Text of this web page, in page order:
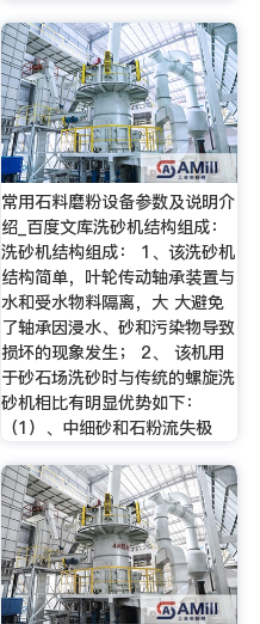
常用石料磨粉设备参数及说明介
绍_百度文库洗砂机结构组成：
洗砂机结构组成： 1、该洗砂机
结构简单，叶轮传动轴承装置与
水和受水物料隔离，大 大避免
了轴承因浸水、砂和污染物导致
损坏的现象发生； 2、 该机用
于砂石场洗砂时与传统的螺旋洗
砂机相比有明显优势如下：
（1）、中细砂和石粉流失极